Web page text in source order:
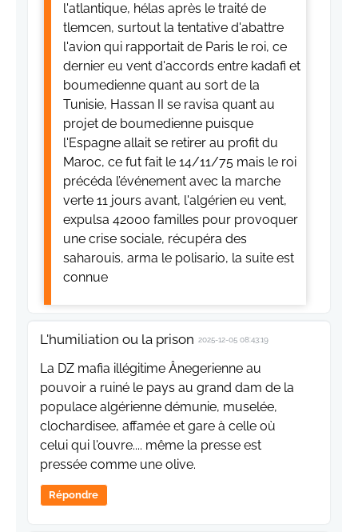
l'atlantique, hélas après le traité de
tlemcen, surtout la tentative d'abattre
l'avion qui rapportait de Paris le roi, ce
dernier eu vent d'accords entre kadafi et
boumedienne quant au sort de la
Tunisie, Hassan II se ravisa quant au
projet de boumedienne puisque
l'Espagne allait se retirer au profit du
Maroc, ce fut fait le 14/11/75 mais le roi
précéda l’événement avec la marche
verte 11 jours avant, l'algérien eu vent,
expulsa 42000 familles pour provoquer
une crise sociale, récupéra des
saharouis, arma le polisario, la suite est
connue
L'humiliation ou la prison 2025-12-05 08:43:19
La DZ mafia illégitime Ânegerienne au
pouvoir a ruiné le pays au grand dam de la
populace algérienne démunie, muselée,
clochardisee, affamée et gare à celle où
celui qui l'ouvre.... même la presse est
pressée comme une olive.
Répondre